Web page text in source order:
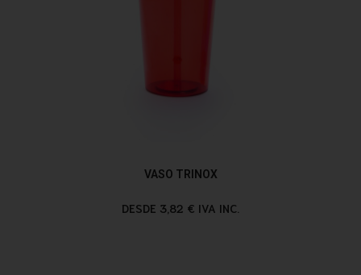
VASO TRINOX
DESDE 3,82 € IVA INC.